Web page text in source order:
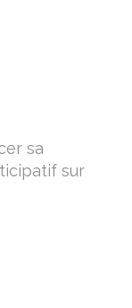
sa
sur